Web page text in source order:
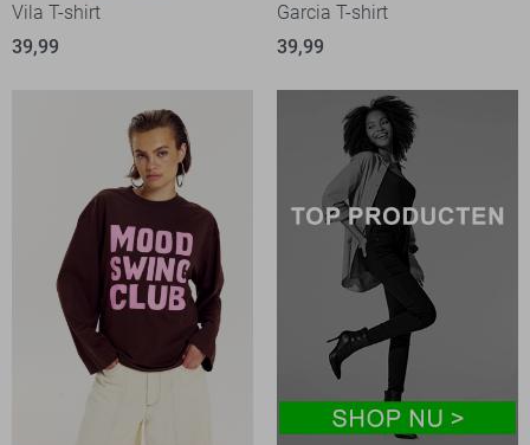
Vila T-shirt
39,99
Garcia T-shirt
39,99